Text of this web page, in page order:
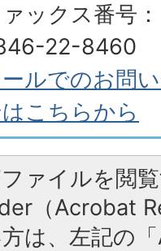
ックス番号：
22-8460
ルでのお問
こちらから
ァイルを閲
（Acrobat
は、左記の